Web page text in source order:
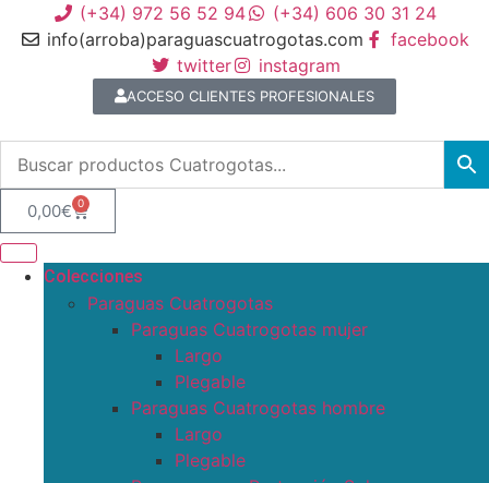
(+34) 972 56 52 94
(+34) 606 30 31 24
info(arroba)paraguascuatrogotas.com
facebook
twitter
instagram
ACCESO CLIENTES PROFESIONALES
0,00€ 0
Colecciones
Paraguas Cuatrogotas
Paraguas Cuatrogotas mujer
Largo
Plegable
Paraguas Cuatrogotas hombre
Largo
Plegable